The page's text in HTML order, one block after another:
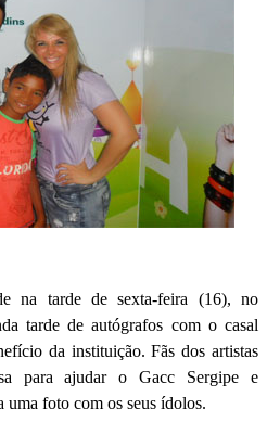
na tarde de sexta-feira (16), no
tarde de autógrafos com o casal
da instituição. Fãs dos artistas
para ajudar o Gacc Sergipe e
uma foto com os seus ídolos.